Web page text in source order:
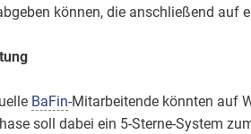
können, die anschließend auf
BaFin-Mitarbeitende könnten auf
soll dabei ein 5-Sterne-System